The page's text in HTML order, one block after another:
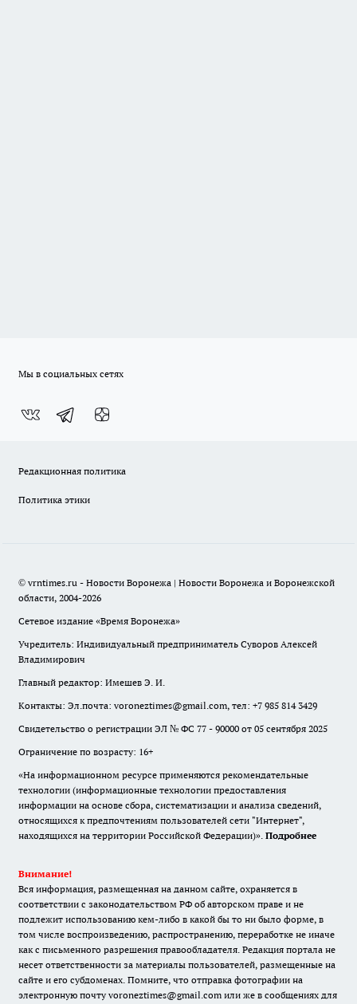
Мы в социальных сетях
Редакционная политика
Политика этики
© vrntimes.ru - Новости Воронежа | Новости Воронежа и Воронежской
области, 2004-2026
Сетевое издание «Время Воронежа»
Учредитель: Индивидуальный предприниматель Суворов Алексей
Владимирович
Главный редактор: Имешев Э. И.
Контакты: Эл.почта: voroneztimes@gmail.com, тел: +7 985 814 3429
Свидетельство о регистрации ЭЛ № ФС 77 - 90000 от 05 сентября 2025
Ограничение по возрасту: 16+
«На информационном ресурсе применяются рекомендательные
технологии (информационные технологии предоставления
информации на основе сбора, систематизации и анализа сведений,
относящихся к предпочтениям пользователей сети "Интернет",
находящихся на территории Российской Федерации)». Подробнее
Внимание!
Вся информация, размещенная на данном сайте, охраняется в
соответствии с законодательством РФ об авторском праве и не
подлежит использованию кем-либо в какой бы то ни было форме, в
том числе воспроизведению, распространению, переработке не иначе
как с письменного разрешения правообладателя. Редакция портала не
несет ответственности за материалы пользователей, размещенные на
сайте и его субдоменах. Помните, что отправка фотографии на
электронную почту voroneztimes@gmail.com или же в сообщениях для